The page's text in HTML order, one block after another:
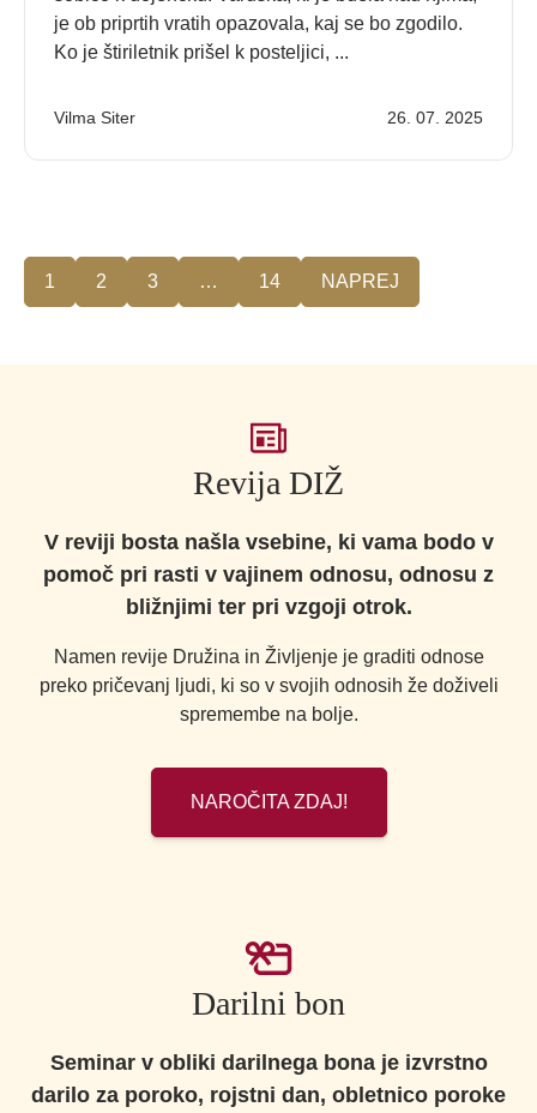
je ob priprtih vratih opazovala, kaj se bo zgodilo.
Ko je štiriletnik prišel k posteljici, ...
Vilma Siter 26. 07. 2025
1 2 3 … 14 NAPREJ
Revija DIŽ
V reviji bosta našla vsebine, ki vama bodo v
pomoč pri rasti v vajinem odnosu, odnosu z
bližnjimi ter pri vzgoji otrok.
Namen revije Družina in Življenje je graditi odnose
preko pričevanj ljudi, ki so v svojih odnosih že doživeli
spremembe na bolje.
NAROČITA ZDAJ!
Darilni bon
Seminar v obliki darilnega bona je izvrstno
darilo za poroko, rojstni dan, obletnico poroke